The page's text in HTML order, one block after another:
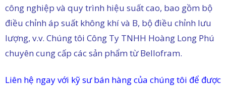
công nghiệp và quy trình hiệu suất cao, bao gồm bộ
điều chỉnh áp suất không khí và B, bộ điều chỉnh lưu
lượng, v.v. Chúng tôi Công Ty TNHH Hoàng Long Phú
chuyên cung cấp các sản phẩm từ Bellofram.
Liên hệ ngay với kỹ sư bán hàng của chúng tôi để được